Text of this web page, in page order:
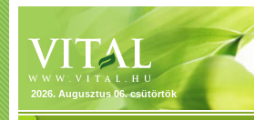
2026. Augusztus 06. csütörtök